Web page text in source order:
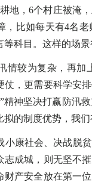
地，6个村庄被淹
，比如每天有4名
科目。这样的场
较为复杂，再加
仗，更需要科学安
精神坚决打赢防汛
的制度优势，我们
社会、决战脱贫
志成城，则无坚不
财产安全放在第一